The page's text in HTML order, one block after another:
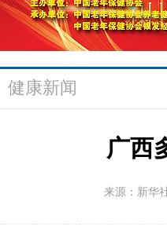
健康新闻
广西
来源：新华